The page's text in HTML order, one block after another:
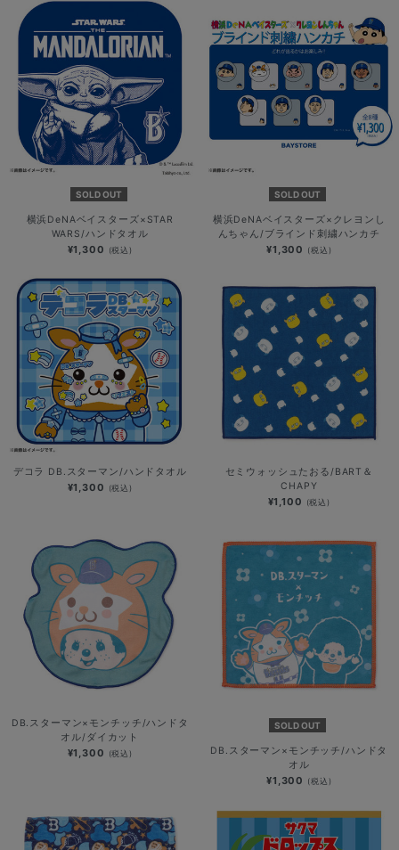
SOLD OUT
横浜DeNAベイスターズ×STAR
WARS/ハンドタオル
¥1,300 (税込)
SOLD OUT
横浜DeNAベイスターズ×クレヨンし
んちゃん/ブラインド刺繍ハンカチ
¥1,300 (税込)
デコラ DB.スターマン/ハンドタオル
¥1,300 (税込)
セミウォッシュたおる/BART＆
CHAPY
¥1,100 (税込)
DB.スターマン×モンチッチ/ハンドタ
オル/ダイカット
¥1,300 (税込)
SOLD OUT
DB.スターマン×モンチッチ/ハンドタ
オル
¥1,300 (税込)